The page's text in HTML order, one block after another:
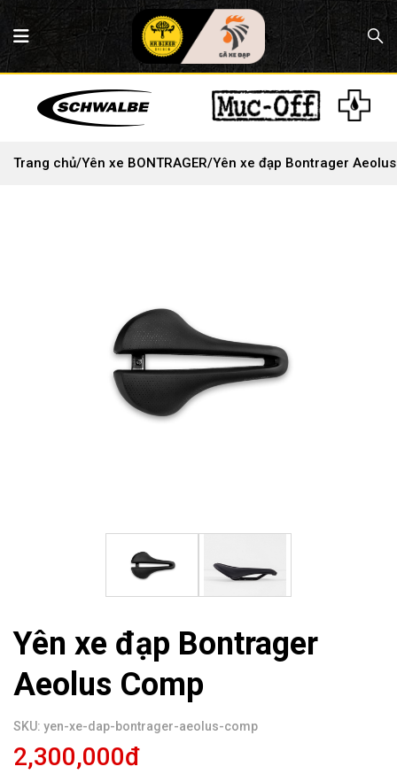
Trang chủ/Yên xe BONTRAGER/Yên xe đạp Bontrager
Yên xe đạp Bontrager
Aeolus Comp
SKU: yen-xe-dap-bontrager-aeolus-comp
2,300,000đ